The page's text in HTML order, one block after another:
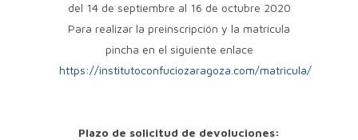
del 14 de septiembre al 16 de octubre 2020
Para realizar la preinscripción y la matrícula
pincha en el siguiente enlace
https://institutoconfuciozaragoza.com/matricula/
Plazo de solicitud de devoluciones: